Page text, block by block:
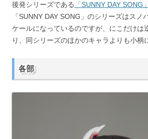
後発シリーズである 「SUNNY DAY SONG
「SUNNY DAY SONG」のシリーズはスノ
ケールになっているのですが、にこだけは
り、同シリーズのほかのキャラよりも小柄
各部